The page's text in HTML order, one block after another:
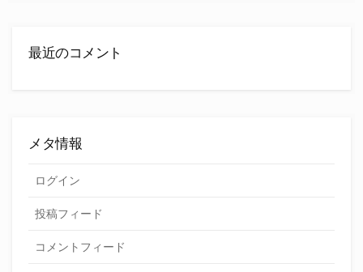
最近のコメント
メタ情報
ログイン
投稿フィード
コメントフィード